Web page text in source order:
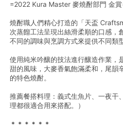
=2022 Kura Master 麥燒酎部門 金
燒酎職人們精心打造的「天盃
次蒸餾工法呈現出絲滑柔順的口感
不同的調味與烹調方式來提供不同類
使用純米吟釀的技法進行釀造作業，
甜的風味，大麥香氣飽滿柔和，尾韻
的特色燒酎。
推薦餐搭料理：義式生魚片、一夜干
理都很適合用來搭配。）
＊＊＊＊＊＊